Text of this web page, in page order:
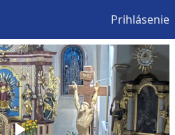
Prihlásenie